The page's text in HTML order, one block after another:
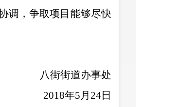
调，争取项目能够尽快
八街街道办事处
2018年5月 24日